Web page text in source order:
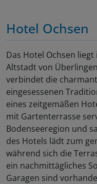
Hotel Ochsen
Das Hotel Ochsen
Altstadt von
verbindet die
eingesessenen
eines zeitgemäßen
mit Gartenterrasse
Bodenseeregion und
des Hotels lädt zum
während sich die
ein nachmittägliches
Garagen sind